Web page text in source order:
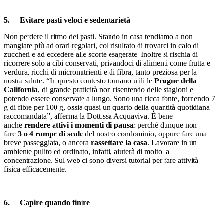
5. Evitare pasti veloci e sedentarietà
Non perdere il ritmo dei pasti. Stando in casa tendiamo a non
mangiare più ad orari regolari, col risultato di trovarci in calo di
zuccheri e ad eccedere alle scorte esagerate. Inoltre si rischia di
ricorrere solo a cibi conservati, privandoci di alimenti come frutta e
verdura, ricchi di micronutrienti e di fibra, tanto preziosa per la
nostra salute. “In questo contesto tornano utili le Prugne della
California, di grande praticità non risentendo delle stagioni e
potendo essere conservate a lungo. Sono una ricca fonte, fornendo 7
g di fibre per 100 g, ossia quasi un quarto della quantità quotidiana
raccomandata”, afferma la Dott.ssa Acquaviva. È bene
anche rendere attivi i momenti di pausa: perché dunque non
fare 3 o 4 rampe di scale del nostro condominio, oppure fare una
breve passeggiata, o ancora rassettare la casa. Lavorare in un
ambiente pulito ed ordinato, infatti, aiuterà di molto la
concentrazione. Sul web ci sono diversi tutorial per fare attività
fisica efficacemente.
6. Capire quando finire